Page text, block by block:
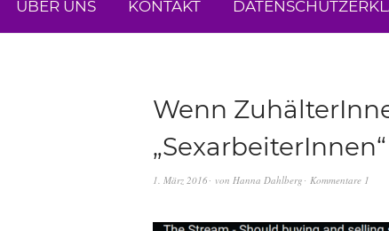
ÜBER UNS KONTAKT
Wenn
1. März 2016 von Hanna Dahlberg Kommentare 1